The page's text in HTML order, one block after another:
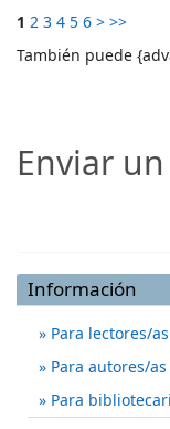
1 2 3 4 5 6 > >>
También puede
Enviar
Información
Para lectores/as
Para autores/as
Para